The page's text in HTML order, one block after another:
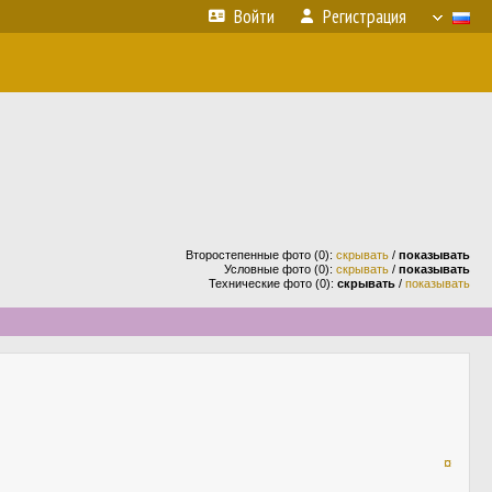
Войти Регистрация
Второстепенные фото (0): скрывать / показывать
Условные фото (0): скрывать / показывать
Технические фото (0): скрывать / показывать
¤